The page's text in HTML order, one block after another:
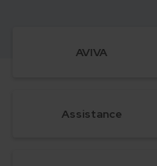
AVIVA
Assistance